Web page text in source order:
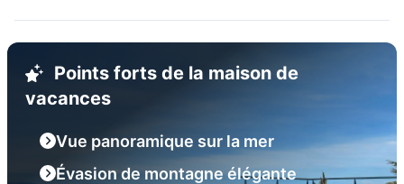
Points forts de la maison de
vacances
Vue panoramique sur la mer
Évasion de montagne élégante